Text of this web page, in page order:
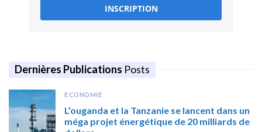
INSCRIPTION
Dernières Publications Posts
ECONOMIE
L’ouganda et la Tanzanie se lancent dans un
méga projet énergétique de 20 milliards de